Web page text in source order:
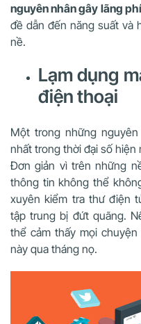
nguyên nhân gây lãng
đề dẫn đến năng suất và
nề.
Lạm dụng
điện thoại
Một trong những
nhất trong thời đại số hiện
Đơn giản vì trên những
thông tin không thể
xuyên kiểm tra thư điện
tập trung bị đứt quãng.
thể cảm thấy mọi
này qua tháng nọ.